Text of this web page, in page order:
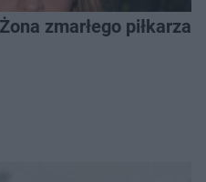
zmarłego piłkarza